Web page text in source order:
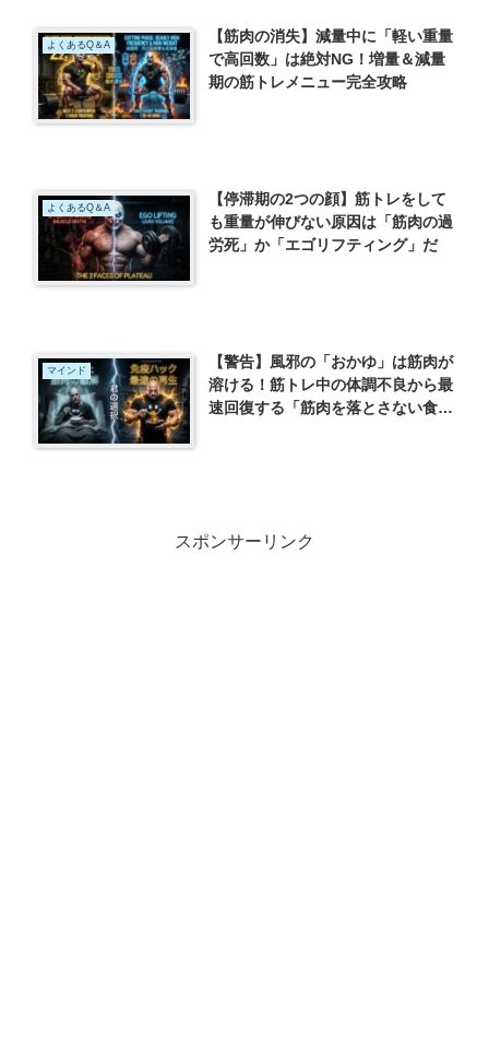
よくあるQ＆A
【筋肉の消失】減量中に「軽い重量
で高回数」は絶対NG！増量＆減量
期の筋トレメニュー完全攻略
よくあるQ＆A
【停滞期の2つの顔】筋トレをして
も重量が伸びない原因は「筋肉の過
労死」か「エゴリフティング」だ
マインド
【警告】風邪の「おかゆ」は筋肉が
溶ける！筋トレ中の体調不良から最
速回復する「筋肉を落とさない食
スポンサーリンク